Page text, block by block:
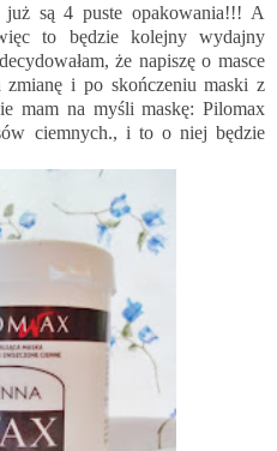
są 4 puste opakowania!!! A
to będzie kolejny wydajny
że napiszę o masce
zmianę i po skończeniu maski z
mam na myśli maskę: Pilomax
ciemnych., i to o niej będzie